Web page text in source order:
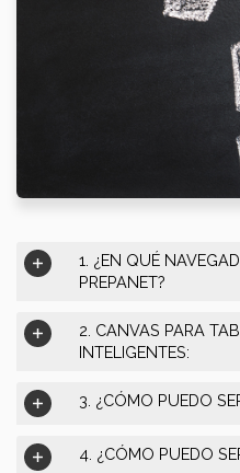
1. ¿EN QUÉ
PREPANET?
2. CANVAS PARA
INTELIGENTES:
3. ¿CÓMO PUEDO
4. ¿CÓMO PUEDO